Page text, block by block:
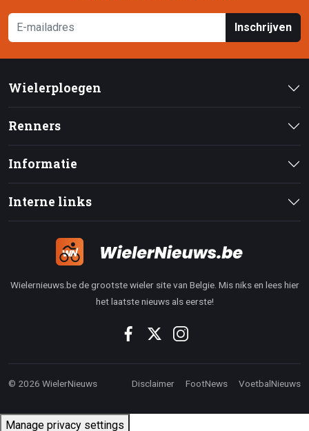
Inschrijven
Wielerploegen
Renners
Informatie
Interne links
Wielernieuws.be de grootste wieler site van Belgie. Mis niks en lees hier
het laatste nieuws als eerste!
© 2026 WielerNieuws Disclaimer FootNews VoetbalNieuws
Manage privacy settings